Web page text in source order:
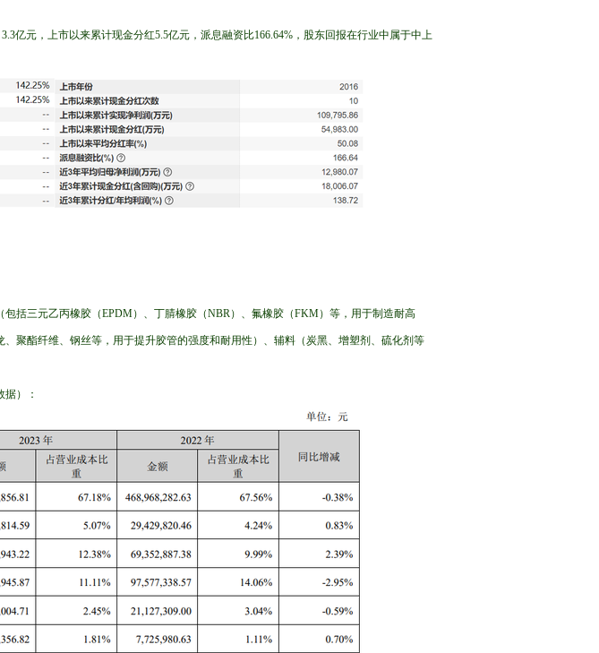
亿元，上市以来累计现金分红5.5亿元，派息融资比166.64%，股东回报在行业中属于中上
括三元乙丙橡胶（EPDM）、丁腈橡胶（NBR）、氟橡胶（FKM）等，用于制造耐高
聚酯纤维、钢丝等，用于提升胶管的强度和耐用性）、辅料（炭黑、增塑剂、硫化剂等
）：